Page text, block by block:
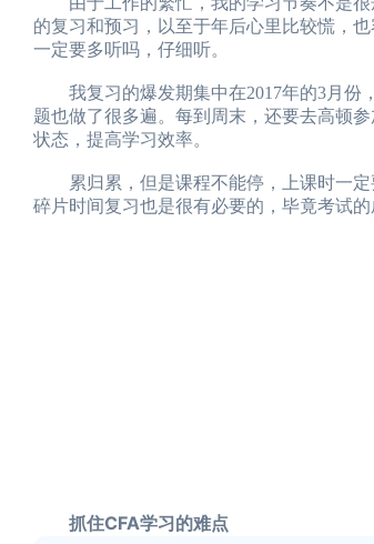
的复习和预习，以至于年后心里比较慌，
一定要多听吗，仔细听。
我复习的爆发期集中在2017年的3月份
题也做了很多遍。每到周末，还要去高顿
状态，提高学习效率。
累归累，但是课程不能停，上课时一定
碎片时间复习也是很有必要的，毕竟考试
抓住CFA学习的难点